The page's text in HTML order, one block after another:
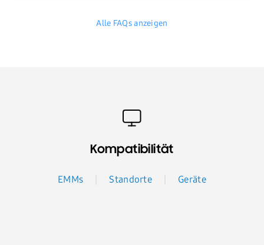
Alle FAQs anzeigen
Kompatibilität
EMMs Standorte Geräte